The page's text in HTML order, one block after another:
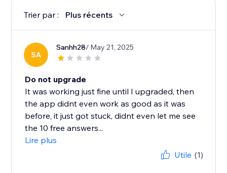
Trier par : Plus récents
SA
Sanhh28/ May 21, 2025
Do not upgrade
It was working just fine until I upgraded, then
the app didnt even work as good as it was
before, it just got stuck, didnt even let me see
the 10 free answers...
Lire plus
Utile (1)